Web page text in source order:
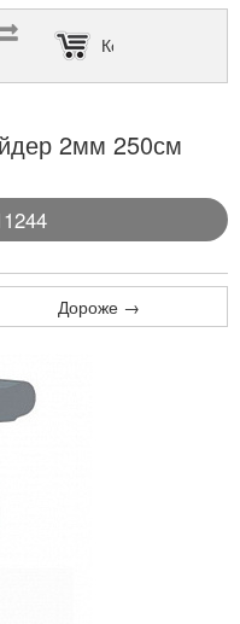
Корзина пуста
2мм 250см
Дороже →